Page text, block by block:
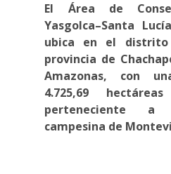
El Área de
Yasgolca–Santa
ubica en el distrito
provincia de
Amazonas, con
4.725,69
perteneciente a
campesina de